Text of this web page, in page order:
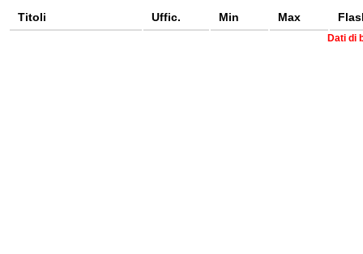
Titoli Uffic. Min Max
Dati di